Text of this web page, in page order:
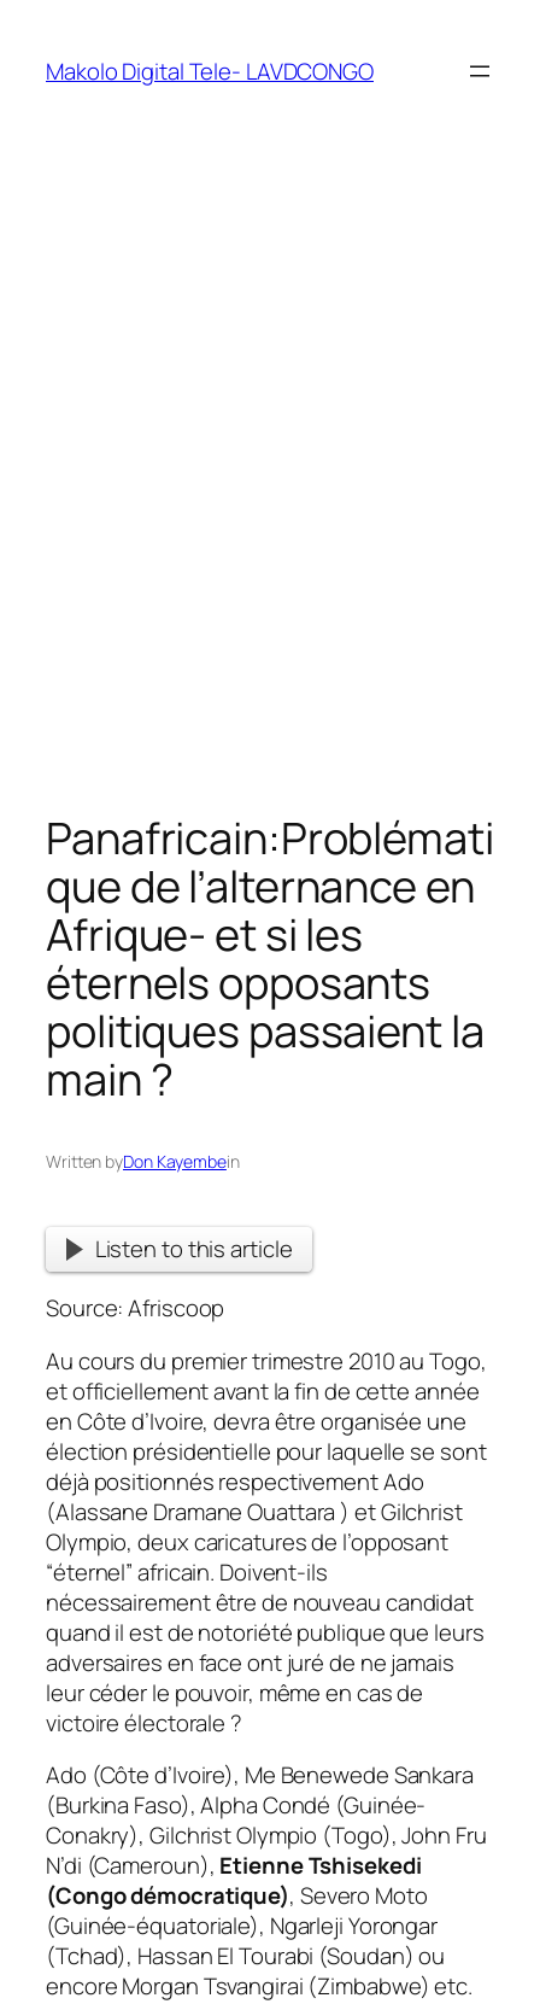
Makolo Digital Tele- LAVDCONGO
Panafricain:Problémati
que de l’alternance en
Afrique- et si les
éternels opposants
politiques passaient la
main ?
Written byDon Kayembein
Listen to this article
Source: Afriscoop
Au cours du premier trimestre 2010 au Togo,
et officiellement avant la fin de cette année
en Côte d’Ivoire, devra être organisée une
élection présidentielle pour laquelle se sont
déjà positionnés respectivement Ado
(Alassane Dramane Ouattara ) et Gilchrist
Olympio, deux caricatures de l’opposant
“éternel” africain. Doivent-ils
nécessairement être de nouveau candidat
quand il est de notoriété publique que leurs
adversaires en face ont juré de ne jamais
leur céder le pouvoir, même en cas de
victoire électorale ?
Ado (Côte d’Ivoire), Me Benewede Sankara
(Burkina Faso), Alpha Condé (Guinée-
Conakry), Gilchrist Olympio (Togo), John Fru
N’di (Cameroun), Etienne Tshisekedi
(Congo démocratique), Severo Moto
(Guinée-équatoriale), Ngarleji Yorongar
(Tchad), Hassan El Tourabi (Soudan) ou
encore Morgan Tsvangirai (Zimbabwe) etc.